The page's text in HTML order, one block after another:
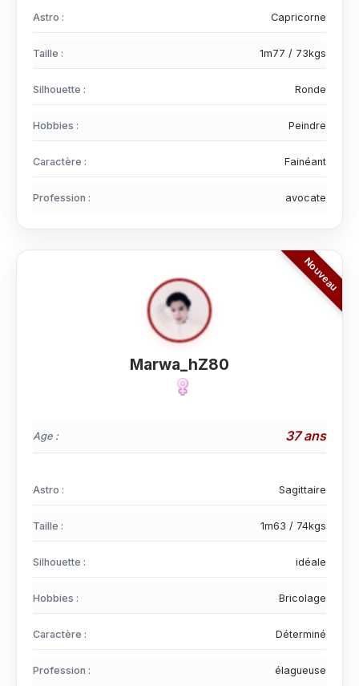
Astro : Capricorne
Taille : 1m77 / 73kgs
Silhouette : Ronde
Hobbies : Peindre
Caractère : Fainéant
Profession : avocate
Marwa_hZ80
Age : 37 ans
Astro : Sagittaire
Taille : 1m63 / 74kgs
Silhouette : idéale
Hobbies : Bricolage
Caractère : Déterminé
Profession : élagueuse